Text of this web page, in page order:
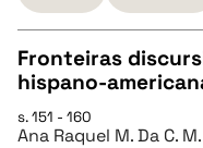
BIBTEX
CZYSTY TEKST
Fronteiras
hispano-
s. 151 - 160
Ana Raquel M. Da C.